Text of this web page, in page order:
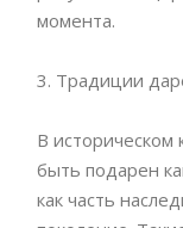
момента.
3. Традиции
В историческом
быть подарен
как часть